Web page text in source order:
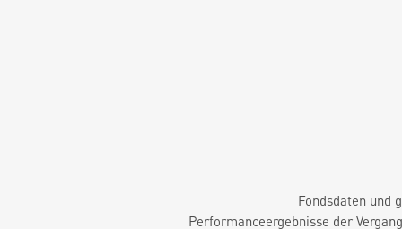
Fondsdaten und
Performanceergebnisse der